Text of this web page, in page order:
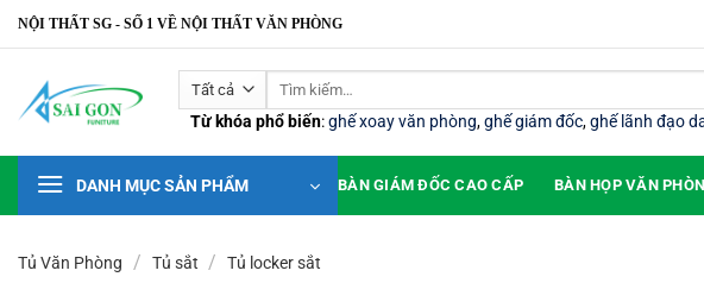
Bỏ
qua
dung
NỘI THẤT SG - SỐ 1 VỀ NỘI THẤT VĂN PHÒNG
Tìm
Từ khóa phổ biến:ghế xoay văn phòng,ghế giám đốc,ghế lãnh đạo
DANH MỤC SẢN PHẨM BÀN GIÁM ĐỐC CAO CẤP BÀN HỌP VĂN
Tủ Văn Phòng / Tủ sắt / Tủ locker sắt